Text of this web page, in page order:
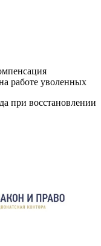
работе уволенных
при восстановлении